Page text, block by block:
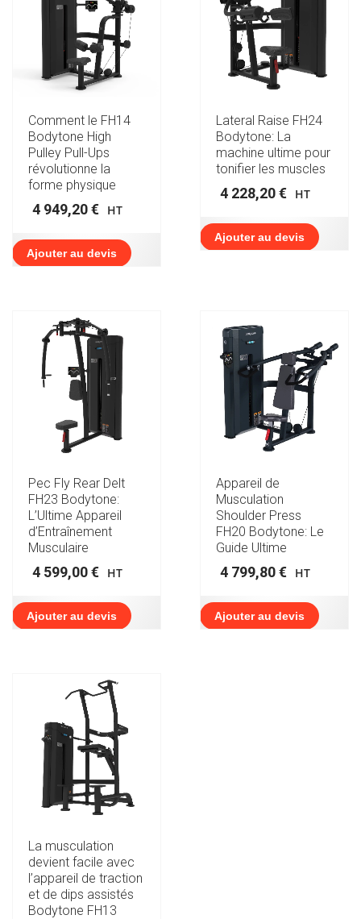
Comment le FH14
Bodytone High
Pulley Pull-Ups
révolutionne la
forme physique
4 949,20€ HT
Ajouter au devis
Lateral Raise FH24
Bodytone: La
machine ultime pour
tonifier les muscles
4 228,20€ HT
Ajouter au devis
Pec Fly Rear Delt
FH23 Bodytone:
L’Ultime Appareil
d’Entraînement
Musculaire
4 599,00€ HT
Ajouter au devis
Appareil de
Musculation
Shoulder Press
FH20 Bodytone: Le
Guide Ultime
4 799,80€ HT
Ajouter au devis
La musculation
devient facile avec
l’appareil de traction
et de dips assistés
Bodytone FH13